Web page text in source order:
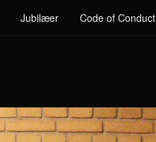
Jubilæer Code of Conduct